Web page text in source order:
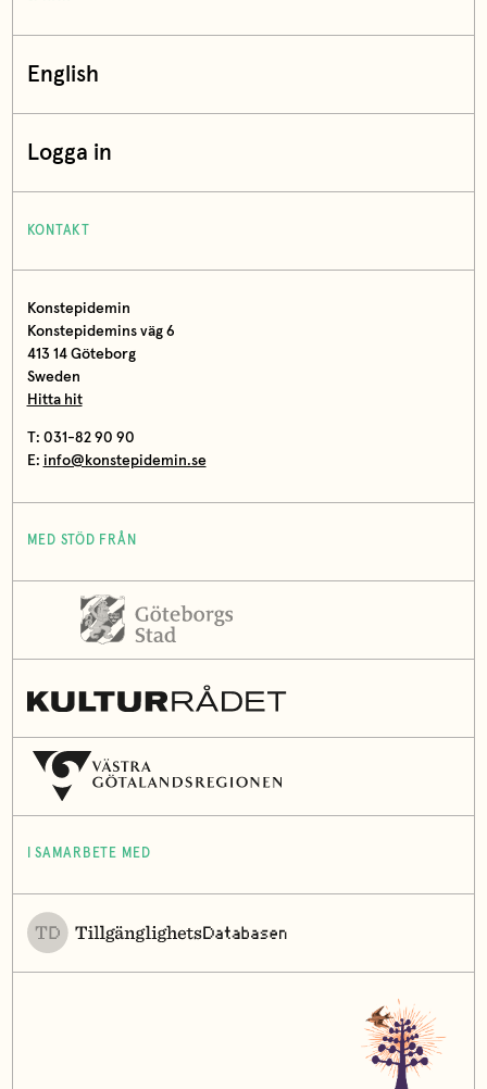
English
Logga in
KONTAKT
Konstepidemin
Konstepidemins väg 6
413 14 Göteborg
Sweden
Hitta hit
T: 031-82 90 90
E: info@konstepidemin.se
MED STÖD FRÅN
I SAMARBETE MED